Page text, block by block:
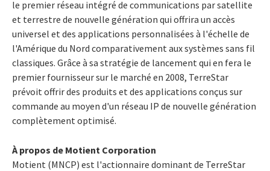
le premier réseau intégré de communications par satellite
et terrestre de nouvelle génération qui offrira un accès
universel et des applications personnalisées à l'échelle de
l'Amérique du Nord comparativement aux systèmes sans fil
classiques. Grâce à sa stratégie de lancement qui en fera le
premier fournisseur sur le marché en 2008, TerreStar
prévoit offrir des produits et des applications conçus sur
commande au moyen d'un réseau IP de nouvelle génération
complètement optimisé.
À propos de Motient Corporation
Motient (MNCP) est l'actionnaire dominant de TerreStar